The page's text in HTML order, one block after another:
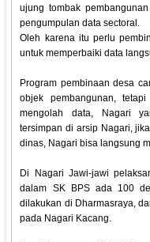
ujung tombak
pengumpulan data sectoral.
Oleh karena itu perlu
untuk memperbaiki data
Program pembinaan desa
objek pembangunan,
mengolah data, Nagari
tersimpan di arsip Nagari,
dinas, Nagari bisa langsung
Di Nagari Jawi-jawi
dalam SK BPS ada 100
dilakukan di Dharmasraya,
pada Nagari Kacang.